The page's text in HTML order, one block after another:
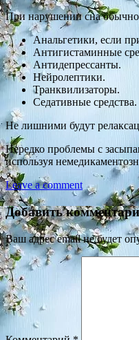
При нарушении сна обычно
Анальгетики, если
Антигистаминные
Антидепрессанты.
Нейролептики.
Транквилизаторы.
Седативные средства.
Не лишними будут
Нередко проблемы с
используя
Leave a comment
Добавить
Ваш адрес email не будет